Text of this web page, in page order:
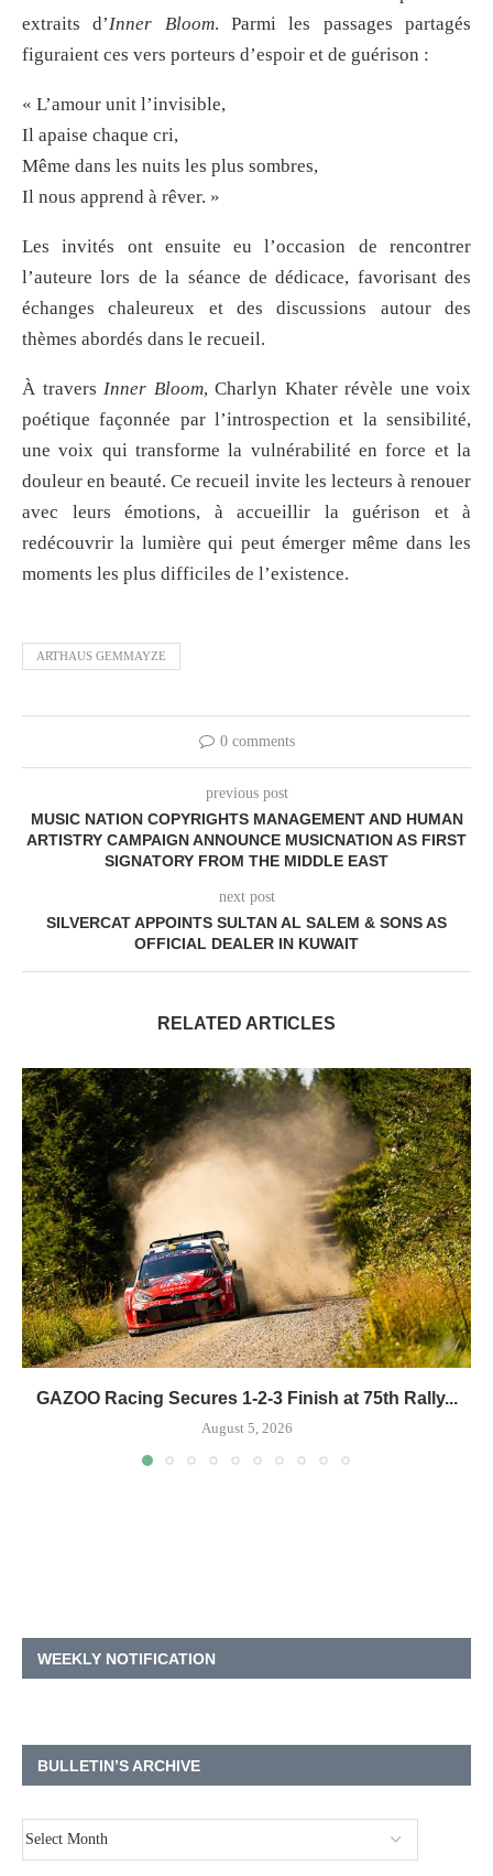
extraits d’Inner Bloom. Parmi les passages partagés
figuraient ces vers porteurs d’espoir et de guérison :
« L’amour unit l’invisible,
Il apaise chaque cri,
Même dans les nuits les plus sombres,
Il nous apprend à rêver. »
Les invités ont ensuite eu l’occasion de rencontrer
l’auteure lors de la séance de dédicace, favorisant des
échanges chaleureux et des discussions autour des
thèmes abordés dans le recueil.
À travers Inner Bloom, Charlyn Khater révèle une voix
poétique façonnée par l’introspection et la sensibilité,
une voix qui transforme la vulnérabilité en force et la
douleur en beauté. Ce recueil invite les lecteurs à renouer
avec leurs émotions, à accueillir la guérison et à
redécouvrir la lumière qui peut émerger même dans les
moments les plus difficiles de l’existence.
ARTHAUS GEMMAYZE
0 comments
previous post
MUSIC NATION COPYRIGHTS MANAGEMENT AND HUMAN
ARTISTRY CAMPAIGN ANNOUNCE MUSICNATION AS FIRST
SIGNATORY FROM THE MIDDLE EAST
next post
SILVERCAT APPOINTS SULTAN AL SALEM & SONS AS
OFFICIAL DEALER IN KUWAIT
RELATED ARTICLES
GAZOO Racing Secures 1-2-3 Finish at 75th Rally...
August 5, 2026
WEEKLY NOTIFICATION
BULLETIN’S ARCHIVE